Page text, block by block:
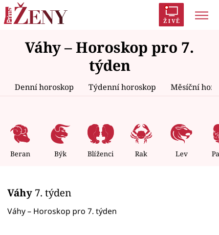
ŽIVĚ
Trendy: Polabí Inspekce Prostřeno!
AYTO?
Proměny
Témata
Celebrity
Seriály
Váhy – Horoskop pro 7.
týden
Denní horoskop Týdenní horoskop Měsíční
Beran Býk Blíženci Rak Lev
Váhy 7. týden
Váhy – Horoskop pro 7. týden